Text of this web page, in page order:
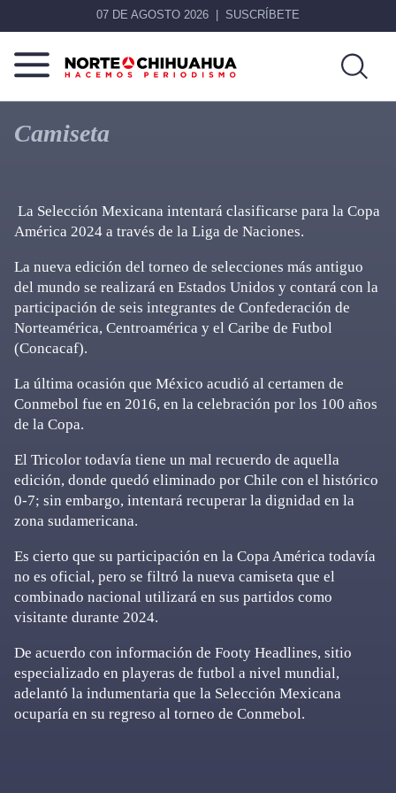
07 DE AGOSTO 2026 SUSCRÍBETE
Norte
De
Chihuahua
Más
que
noticias,
Camiseta
La Selección Mexicana intentará clasificarse para la Copa
América 2024 a través de la Liga de Naciones.
La nueva edición del torneo de selecciones más antiguo
del mundo se realizará en Estados Unidos y contará con la
participación de seis integrantes de Confederación de
Norteamérica, Centroamérica y el Caribe de Futbol
(Concacaf).
La última ocasión que México acudió al certamen de
Conmebol fue en 2016, en la celebración por los 100 años
de la Copa.
El Tricolor todavía tiene un mal recuerdo de aquella
edición, donde quedó eliminado por Chile con el histórico
0-7; sin embargo, intentará recuperar la dignidad en la
zona sudamericana.
Es cierto que su participación en la Copa América todavía
no es oficial, pero se filtró la nueva camiseta que el
combinado nacional utilizará en sus partidos como
visitante durante 2024.
De acuerdo con información de Footy Headlines, sitio
especializado en playeras de futbol a nivel mundial,
adelantó la indumentaria que la Selección Mexicana
ocuparía en su regreso al torneo de Conmebol.